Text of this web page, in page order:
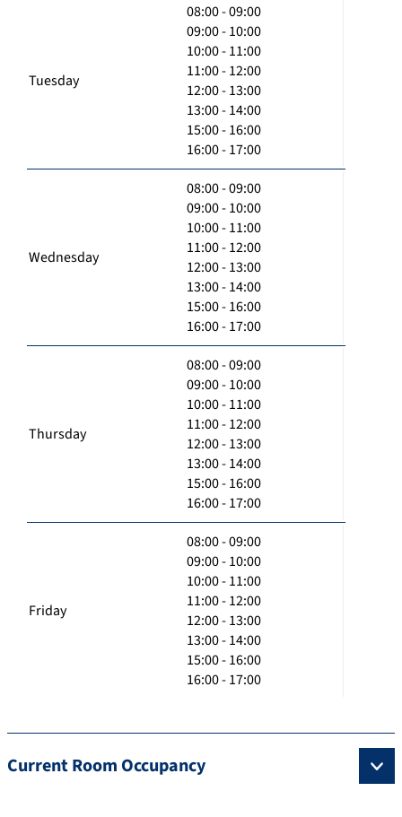
Tuesday
08:00 - 09:00
09:00 - 10:00
10:00 - 11:00
11:00 - 12:00
12:00 - 13:00
13:00 - 14:00
15:00 - 16:00
16:00 - 17:00
Wednesday
08:00 - 09:00
09:00 - 10:00
10:00 - 11:00
11:00 - 12:00
12:00 - 13:00
13:00 - 14:00
15:00 - 16:00
16:00 - 17:00
Thursday
08:00 - 09:00
09:00 - 10:00
10:00 - 11:00
11:00 - 12:00
12:00 - 13:00
13:00 - 14:00
15:00 - 16:00
16:00 - 17:00
Friday
08:00 - 09:00
09:00 - 10:00
10:00 - 11:00
11:00 - 12:00
12:00 - 13:00
13:00 - 14:00
15:00 - 16:00
16:00 - 17:00
Current Room Occupancy